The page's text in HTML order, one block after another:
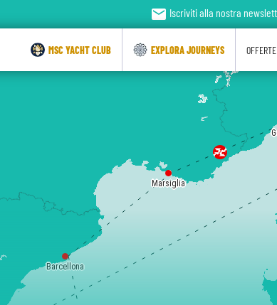
Barcellona
Marsiglia
email Iscriviti alla nostra
MSC YACHT CLUB EXPLORA JOURNEYS